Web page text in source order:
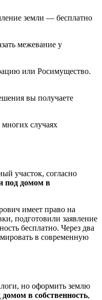
земли — бесплатно
межевание у
или Росимущество.
вы получаете
случаях
участок, согласно
под домом в
имеет право на
подготовили заявление
бесплатно. Через два
в современную
но оформить землю
в собственность,